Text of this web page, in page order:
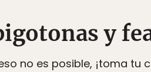
y
no es posible, ¡toma